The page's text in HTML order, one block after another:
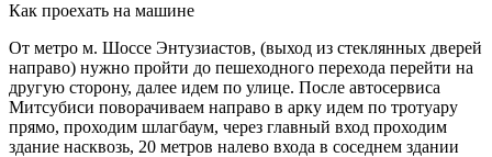
Как проехать на машине
От метро м. Шоссе Энтузиастов, (выход из стеклянных дверей
направо) нужно пройти до пешеходного перехода перейти на
другую сторону, далее идем по улице. После автосервиса
Митсубиси поворачиваем направо в арку идем по тротуару
прямо, проходим шлагбаум, через главный вход проходим
здание насквозь, 20 метров налево входа в соседнем здании